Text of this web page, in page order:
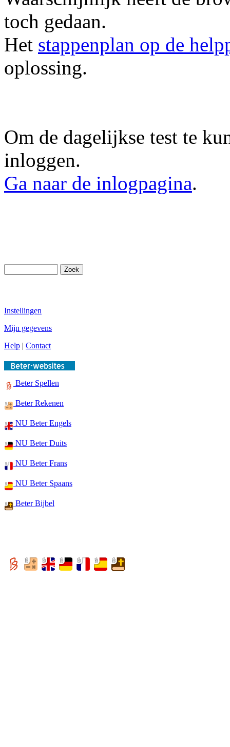
toch gedaan.
Het stappenplan op de
oplossing.
Om de dagelijkse test te
inloggen.
Ga naar de inlogpagina.
Instellingen
Mijn gegevens
Help | Contact
Beter Spellen
Beter Rekenen
NU Beter Engels
NU Beter Duits
NU Beter Frans
NU Beter Spaans
Beter Bijbel